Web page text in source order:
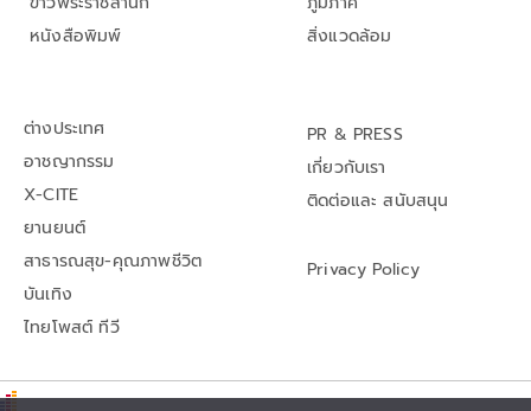
หนังสือพิมพ์
สิ่งแวดล้อม
ต่างประเทศ
อาชญากรรม
X-CITE
ยานยนต์
สาธารณสุข-คุณภาพชีวิต
บันเทิง
ไทยโพสต์ ทีวี
PR & PRESS
เกี่ยวกับเรา
ติดต่อและ สนับสนุน
Privacy Policy